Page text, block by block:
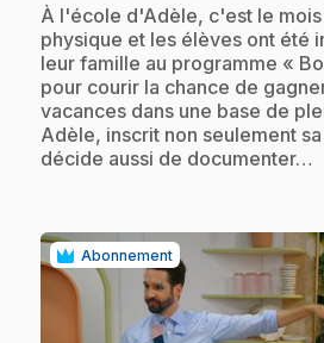
.À l'école d'Adèle, c'est le
physique et les élèves ont été
leur famille au programme «
pour courir la chance de
vacances dans une base de
Adèle, inscrit non seulement
décide aussi de documenter…
Abonnement